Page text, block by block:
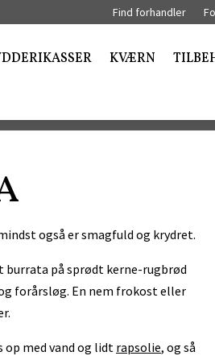
Find forhandler
KVÆRN
også er smagfuld og krydret.
burrata på sprødt kerne-rugbrød
forårsløg. En nem frokost eller
op med vand og lidt rapsolie, og så